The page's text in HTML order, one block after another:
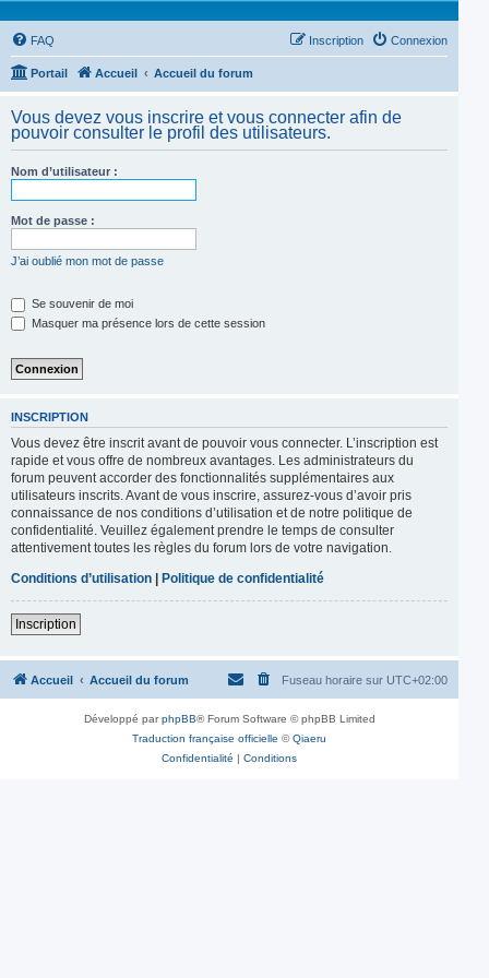
FAQ Connexion
Inscription
Portail Accueil Accueil du forum
Vous devez vous inscrire et vous connecter afin de
pouvoir consulter le profil des utilisateurs.
Nom d’utilisateur :
Mot de passe :
J’ai oublié mon mot de passe
Se souvenir de moi
Masquer ma présence lors de cette session
INSCRIPTION
Vous devez être inscrit avant de pouvoir vous connecter. L’inscription est
rapide et vous offre de nombreux avantages. Les administrateurs du
forum peuvent accorder des fonctionnalités supplémentaires aux
utilisateurs inscrits. Avant de vous inscrire, assurez-vous d’avoir pris
connaissance de nos conditions d’utilisation et de notre politique de
confidentialité. Veuillez également prendre le temps de consulter
attentivement toutes les règles du forum lors de votre navigation.
Conditions d’utilisation | Politique de confidentialité
Inscription
Accueil Accueil du forum Fuseau horaire sur UTC+02:00
Développé parphpBB® Forum Software © phpBB Limited
Traduction française officielle ©Qiaeru
Confidentialité | Conditions